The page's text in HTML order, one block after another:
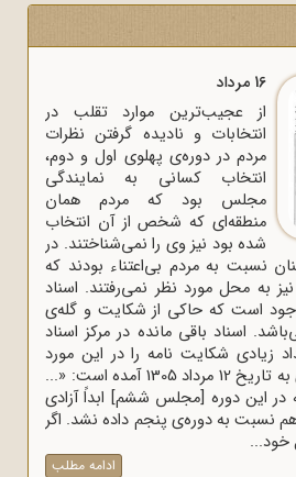
16 مرداد
از عجیب‌ترین موارد تقلب در
انتخابات و نادیده گرفتن نظرات
مردم در دوره‌ی پهلوی اول و دوم،
انتخاب کسانی به نمایندگی
مجلس بود که مردم همان
منطقه‌ای که شخص از آن انتخاب
شده بود نیز وی را نمی‌شناختند. در
نسبت به مردم بی‌اعتناء بودند که
به محل مورد نظر نمی‌رفتند. اسناد
است که حاکی از شکایت و گله‌ی
اسناد باقی مانده در مرکز اسناد
زیادی شکایت نامه را در این مورد
نشان می‌دهد. در سندی به تاریخ 12 مرداد 1305 آمده است: «...
در این دوره [مجلس ششم] ابداً آزادی
نسبت به دوره‌ی پنجم داده نشد. اگر
ادامه مطلب